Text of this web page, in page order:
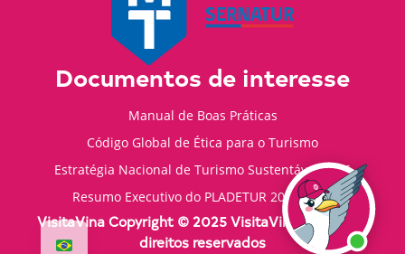
Documentos de interesse
Manual de Boas Práticas
Código Global de Ética para o Turismo
Estratégia Nacional de Turismo Sustentável 2035
Resumo Executivo do PLADETUR 2025-2023
VisitaVina Copyright © 2025 VisitaVina - Todos os
direitos reservados